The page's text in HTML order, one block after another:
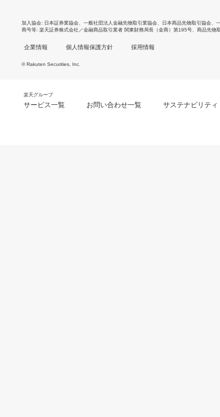
加入協会 日本証券業協会 一般社団法人金融先物取引業協会 日本商品先物取引協会
商号等 楽天証券株式会社／金融商品取引業者 関東財務局長（金商）第195号、商品先物
企業情報 個人情報保護方針 採用情報
© Rakuten Securities, Inc.
楽天グループ
サービス一覧 お問い合わせ一覧 サステナビリティ